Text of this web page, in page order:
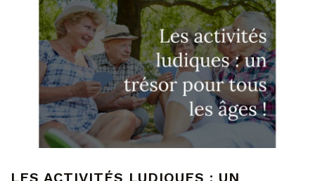
LES ACTIVITÉS LUDIQUES : UN